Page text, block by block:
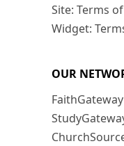
Site: Terms
Widget:
OUR
FaithGateway